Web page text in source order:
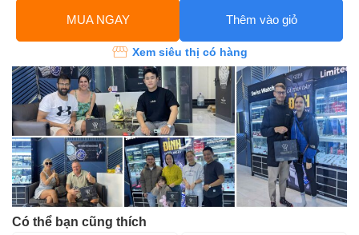
MUA NGAY Thêm vào giỏ
Xem siêu thị có hàng
Có thể bạn cũng thích